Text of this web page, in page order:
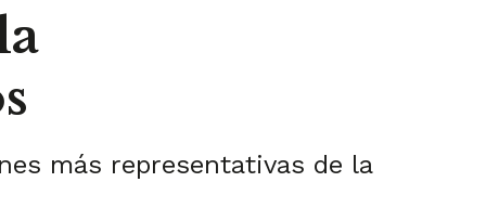
más representativas de la